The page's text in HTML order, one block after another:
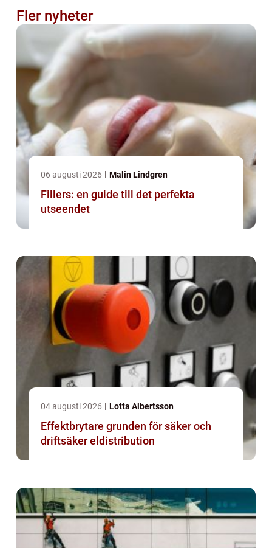
Fler nyheter
06 augusti 2026 Malin Lindgren
Fillers: en guide till det perfekta
utseendet
04 augusti 2026 Lotta Albertsson
Effektbrytare grunden för säker och
driftsäker eldistribution